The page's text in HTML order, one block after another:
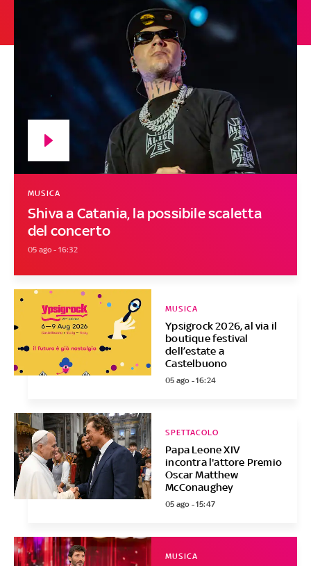
Shiva a Catania, la possibile scaletta
del concerto
MUSICA
05 ago - 16:32
Ypsigrock 2026, al via il
boutique festival
dell’estate a
Castelbuono
MUSICA
05 ago - 16:24
Papa Leone XIV
incontra l'attore Premio
Oscar Matthew
McConaughey
SPETTACOLO
05 ago - 15:47
MUSICA